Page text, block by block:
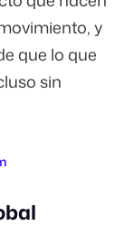
y
que lo que
sin